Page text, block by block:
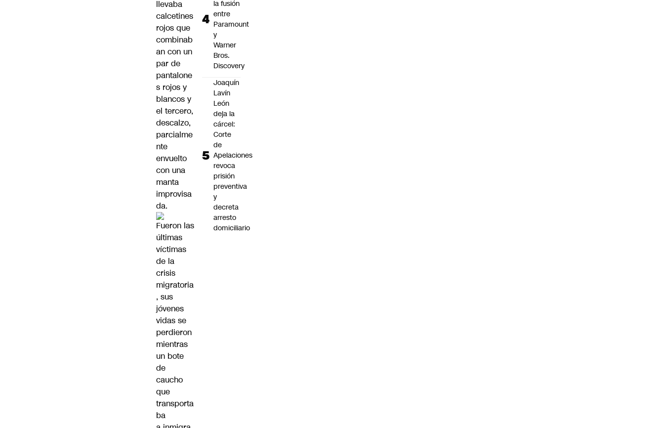
llevaba
calcetines
rojos que
combinab
an con un
par de
pantalone
s rojos y
blancos y
el tercero,
descalzo,
parcialme
nte
envuelto
con una
manta
improvisa
da.
Fueron las
últimas
víctimas
de la
crisis
migratoria
, sus
jóvenes
vidas se
perdieron
mientras
un bote
de
caucho
que
transporta
ba
la fusión
entre
Paramount
y
Warner
Bros.
Discovery
Joaquín
Lavín
León
deja la
cárcel:
Corte
de
Apelaciones
revoca
prisión
preventiva
y
decreta
arresto
domiciliario